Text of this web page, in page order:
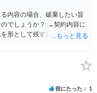
内容の場合、破棄したい旨
でしょうか？ →契約内容に
形として残す意味で、書面
のでしょうか？ →企業側の
が業務を受託する側のお立
と、企業側は報酬を支払う
業務を提供する義務を負
役にたった 1